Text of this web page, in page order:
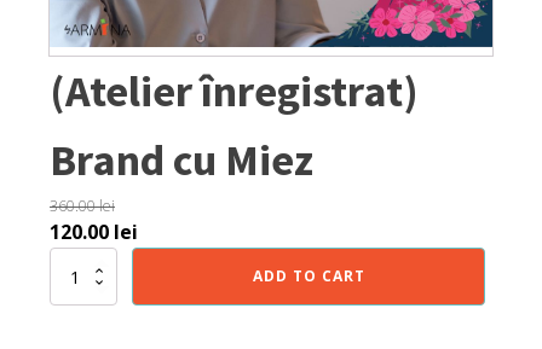
(Atelier înregistrat)
Brand cu Miez
360.00lei
Original
was:
120.00 lei
(Atelier
înregistrat)
ADD TO CART